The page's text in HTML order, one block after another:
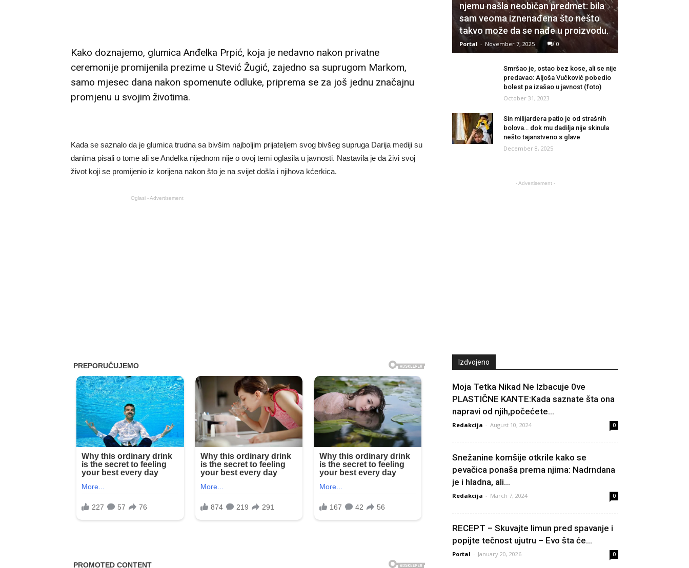
Kako doznajemo, glumica Anđelka Prpić, koja je nedavno nakon privatne
ceremonije promijenila prezime u Stević Žugić, zajedno sa suprugom Markom,
samo mjesec dana nakon spomenute odluke, priprema se za još jednu značajnu
promjenu u svojim životima.
Kada se saznalo da je glumica trudna sa bivšim najboljim prijateljem svog bivšeg supruga Darija mediji su
danima pisali o tome ali se Anđelka nijednom nije o ovoj temi oglasila u javnosti. Nastavila je da živi svoj
život koji se promijenio iz korijena nakon što je na svijet došla i njihova kćerkica.
Oglasi - Advertisement
njemu našla neobičan predmet: bila
sam veoma iznenađena što nešto
takvo može da se nađe u proizvodu.
Portal - November 7, 2025 0
Smršao je, ostao bez kose, ali se nije
predavao: Aljoša Vučković pobedio
bolest pa izašao u javnost (foto)
October 31, 2023
Sin milijardera patio je od strašnih
bolova… dok mu dadilja nije skinula
nešto tajanstveno s glave
December 8, 2025
- Advertisement -
Izdvojeno
Moja Tetka Nikad Ne Izbacuje 0ve
PLASTIČNE KANTE:Kada saznate šta ona
napravi od njih,počećete...
Redakcija - August 10, 2024 0
Snežanine komšije otkrile kako se
pevačica ponaša prema njima: Nadrndana
je i hladna, ali...
Redakcija - March 7, 2024 0
RECEPT – Skuvajte limun pred spavanje i
popijte tečnost ujutru – Evo šta će...
Portal - January 20, 2026 0